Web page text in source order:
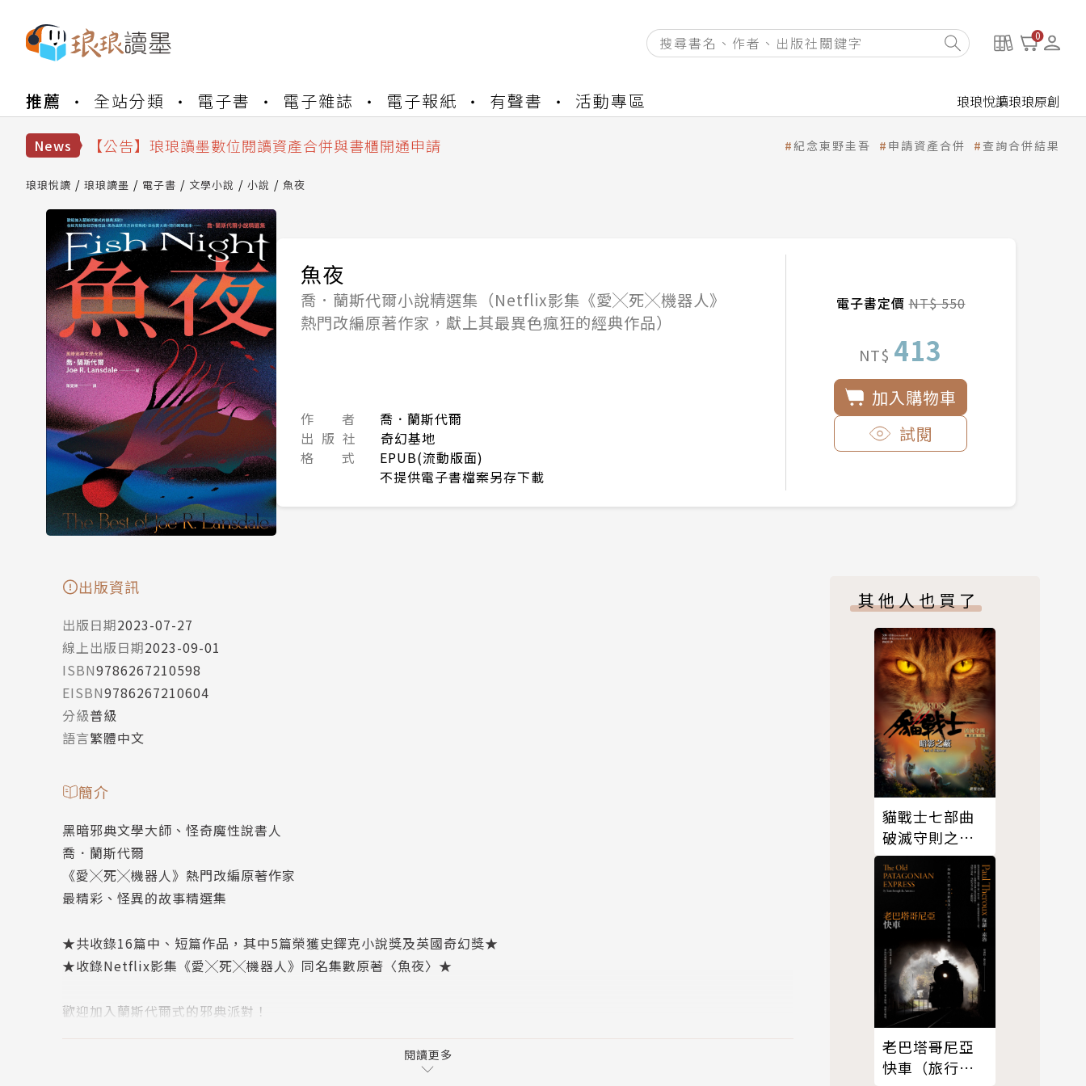
0
推薦 全站分類 電子書 電子雜誌 電子報紙 有聲書 活動專區 琅琅悅讀琅琅原創
News
【公告】琅琅書店服務升級重要說明及資產合併結果查詢
【公告】琅琅讀墨數位閱讀資產合併與書櫃開通申請
【公告】琅琅讀墨 3 分鐘完成書櫃開通與資產合併申請圖文教學
【公告】琅琅讀墨數位閱讀資產合併與書櫃開通申請
紀念東野圭吾 申請資產合併 查詢合併結果
琅琅悅讀 琅琅讀墨 電子書 文學小說 小說 魚夜
魚夜
喬．蘭斯代爾小說精選集（Netflix影集《愛╳死╳機器人》
熱門改編原著作家，獻上其最異色瘋狂的經典作品）
作 者
喬．蘭斯代爾
出 版 社
奇幻基地
格 式
EPUB(流動版面)
不提供電子書檔案另存下載
電子書定價NT$ 550
NT$ 413
加入購物車
試閱
出版資訊
出版日期2023-07-27
線上出版日期2023-09-01
ISBN9786267210598
EISBN9786267210604
分級普級
語言繁體中文
簡介
黑暗邪典文學大師、怪奇魔性說書人
喬．蘭斯代爾
《愛╳死╳機器人》熱門改編原著作家
最精彩、怪異的故事精選集
★共收錄16篇中、短篇作品，其中5篇榮獲史鐸克小說獎及英國奇幻獎★
★收錄Netflix影集《愛╳死╳機器人》同名集數原著〈魚夜〉★
歡迎加入蘭斯代爾式的邪典派對！
閱讀更多
其他人也買了
貓戰士七部曲
破滅守則之
三：暗影之蔽
老巴塔哥尼亞
快車（旅行文